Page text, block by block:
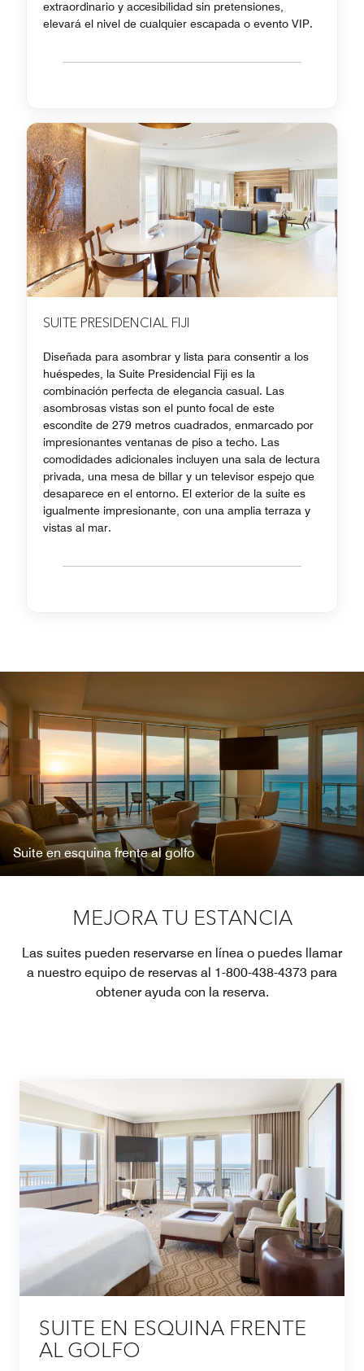
extraordinario y accesibilidad sin pretensiones,
elevará el nivel de cualquier escapada o evento VIP.
SUITE PRESIDENCIAL FIJI
Diseñada para asombrar y lista para consentir a los
huéspedes, la Suite Presidencial Fiji es la
combinación perfecta de elegancia casual. Las
asombrosas vistas son el punto focal de este
escondite de 279 metros cuadrados, enmarcado por
impresionantes ventanas de piso a techo. Las
comodidades adicionales incluyen una sala de lectura
privada, una mesa de billar y un televisor espejo que
desaparece en el entorno. El exterior de la suite es
igualmente impresionante, con una amplia terraza y
vistas al mar.
Suite en esquina frente al golfo
MEJORA TU ESTANCIA
Las suites pueden reservarse en línea o puedes llamar
a nuestro equipo de reservas al 1-800-438-4373 para
obtener ayuda con la reserva.
SUITE EN ESQUINA FRENTE
AL GOLFO